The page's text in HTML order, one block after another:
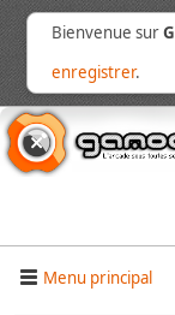
Bienvenue sur
enregistrer.
Menu principal